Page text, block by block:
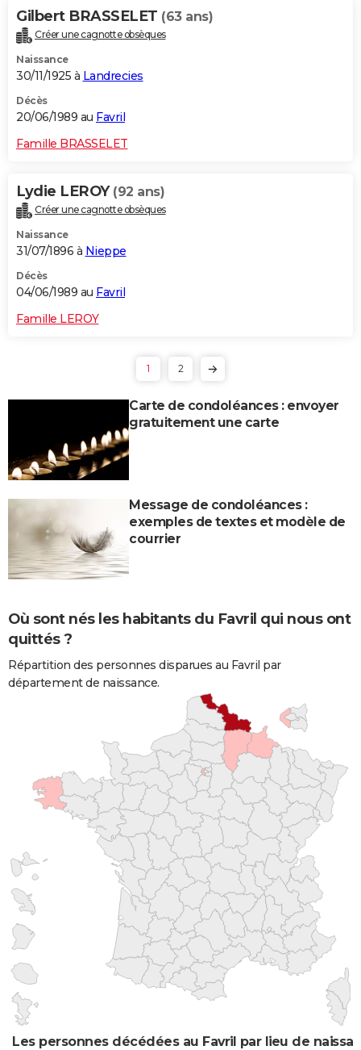
Gilbert BRASSELET (63 ans)
Créer une cagnotte obsèques
Naissance
30/11/1925 à Landrecies
Décès
20/06/1989 au Favril
Famille BRASSELET
Lydie LEROY (92 ans)
Créer une cagnotte obsèques
Naissance
31/07/1896 à Nieppe
Décès
04/06/1989 au Favril
Famille LEROY
1 2
Carte de condoléances : envoyer
gratuitement une carte
Message de condoléances :
exemples de textes et modèle de
courrier
Où sont nés les habitants du Favril qui nous ont
quittés ?
Répartition des personnes disparues au Favril par
département de naissance.
Les personnes décédées au Favril par lieu de